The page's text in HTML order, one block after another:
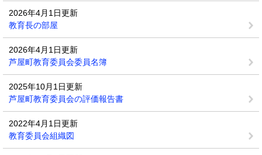
2026年4月1日更新
教育長の部屋
2026年4月1日更新
芦屋町教育委員会委員名簿
2025年10月1日更新
芦屋町教育委員会の評価報告書
2022年4月1日更新
教育委員会組織図